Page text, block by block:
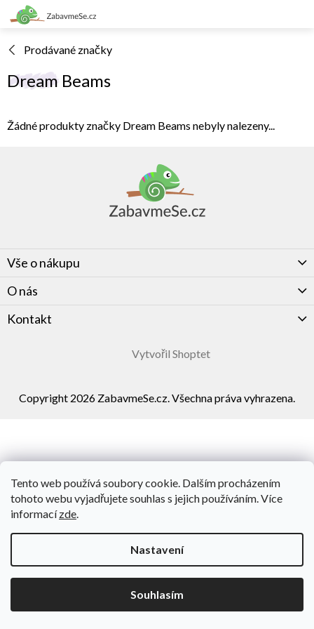
Tento web používá soubory cookie. Dalším procházením
tohoto webu vyjadřujete souhlas s jejich používáním. Více
informacízde.
Nastavení
Souhlasím
Přejít
na
Prodávané značky
Dream Beams
Žádné produkty značky Dream Beams nebyly nalezeny...
Vše o nákupu
O nás
Kontakt
Vytvořil Shoptet
Copyright 2026 ZabavmeSe.cz. Všechna práva vyhrazena.